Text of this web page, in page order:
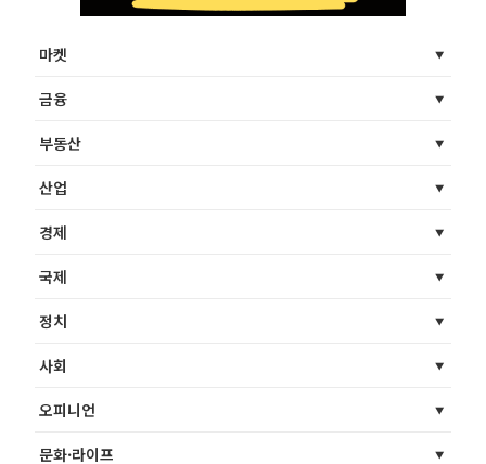
마켓
금융
부동산
산업
경제
국제
정치
사회
오피니언
문화·라이프